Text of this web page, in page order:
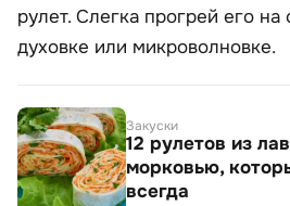
рулет. Слегка прогрей его на
духовке или микроволновке.
Закуски
12 рулетов из
морковью,
всегда